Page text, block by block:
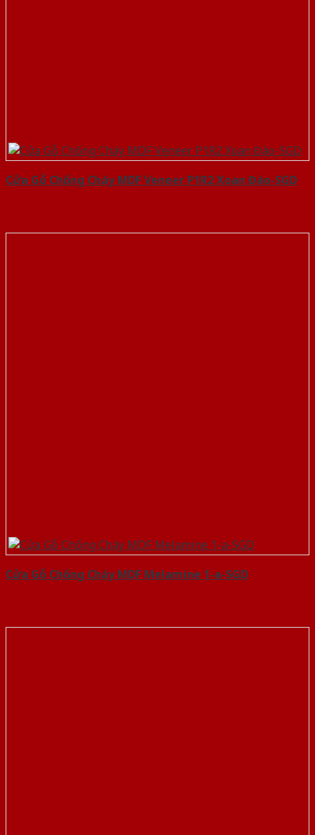
Cửa Gỗ Chống Cháy MDF Veneer P1R2 Xoan Đào-SGD
Cửa Gỗ Chống Cháy MDF Melamine 1-a-SGD